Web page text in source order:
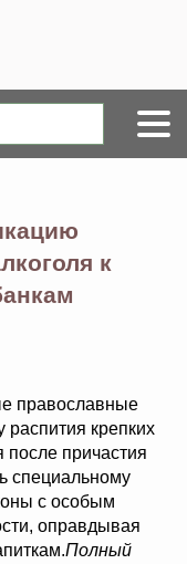
к
православные
крепких
после причастия
специальному
с особым
оправдывая
Полный